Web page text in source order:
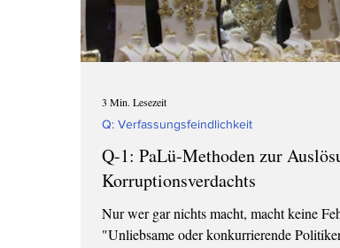
P: Sexuelle Übergriffe Q:
Q-1: PaLü-Methoden zur
Korruptionsverdachts
Nur wer gar nichts macht, macht keine
"Unliebsame oder konkurrierende
Q: Verfassungsfeindlichkeit
3 Min. Lesezeit